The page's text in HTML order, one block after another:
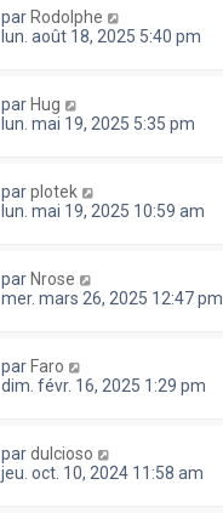
par Rodolphe
lun. août 18, 2025 5:40 pm
par Hug
lun. mai 19, 2025 5:35 pm
parplotek
lun. mai 19, 2025 10:59 am
par Nrose
mer. mars 26, 2025 12:47 pm
par Faro
dim. févr. 16, 2025 1:29 pm
pardulcioso
jeu. oct. 10, 2024 11:58 am